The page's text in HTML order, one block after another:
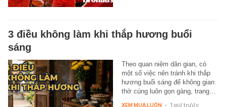
3 điều không làm khi thắp hương buổi
sáng
Theo quan niệm dân gian, có
một số việc nên tránh khi thắp
hương buổi sáng để không gian
thờ cúng luôn gọn gàng, trang…
XEM MUA LUÔN - 1 giờ trước